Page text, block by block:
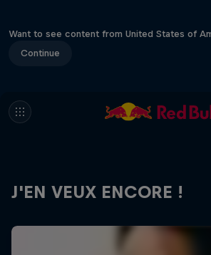
Want to see content from United States of
Continue
J'EN VEUX ENCORE !